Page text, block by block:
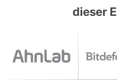
dieser